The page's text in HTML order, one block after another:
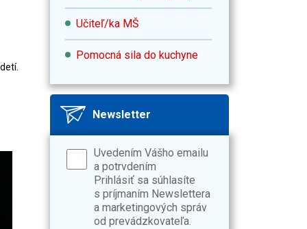
Učiteľ/ka MŠ
Pomocná sila do kuchyne
Newsletter
Uvedením Vášho emailu
a potrvdením
Prihlásiť sa súhlasíte
s príjmaním Newslettera
a marketingových správ
od prevádzkovateľa.